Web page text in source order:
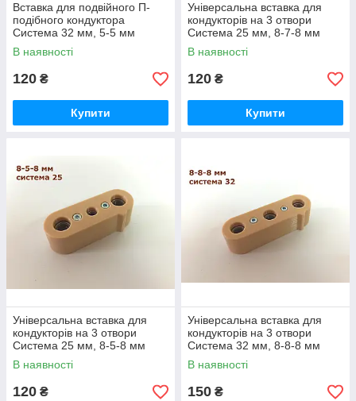
Вставка для подвійного П-
подібного кондуктора
Система 32 мм, 5-5 мм
В наявності
120 ₴
Купити
Універсальна вставка для
кондукторів на 3 отвори
Система 25 мм, 8-7-8 мм
В наявності
120 ₴
Купити
Універсальна вставка для
кондукторів на 3 отвори
Система 25 мм, 8-5-8 мм
В наявності
120 ₴
Універсальна вставка для
кондукторів на 3 отвори
Система 32 мм, 8-8-8 мм
В наявності
150 ₴